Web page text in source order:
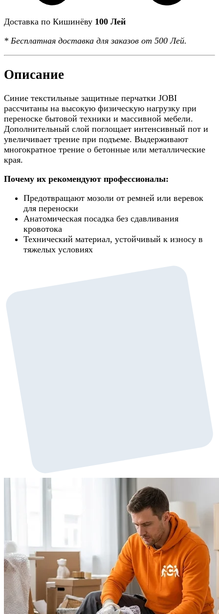
Доставка по Кишинёву 100 Лей
* Бесплатная доставка для заказов от 500 Лей.
Описание
Синие текстильные защитные перчатки JOBI
рассчитаны на высокую физическую нагрузку при
переноске бытовой техники и массивной мебели.
Дополнительный слой поглощает интенсивный пот и
увеличивает трение при подъеме. Выдерживают
многократное трение о бетонные или металлические
края.
Почему их рекомендуют профессионалы:
Предотвращают мозоли от ремней или веревок
для переноски
Анатомическая посадка без сдавливания
кровотока
Технический материал, устойчивый к износу в
тяжелых условиях